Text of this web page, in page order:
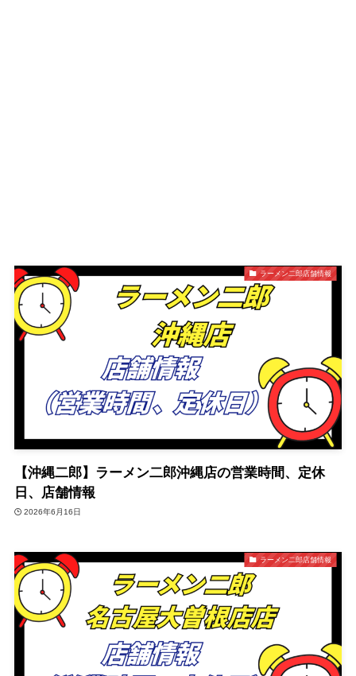
ラーメン二郎店舗情報
【沖縄二郎】ラーメン二郎沖縄店の営業時間、定休
日、店舗情報
2026年6月16日
ラーメン二郎店舗情報